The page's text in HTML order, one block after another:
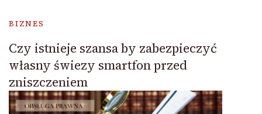
BIZNES
Czy istnieje szansa by zabezpieczyć
własny świezy smartfon przed
zniszczeniem